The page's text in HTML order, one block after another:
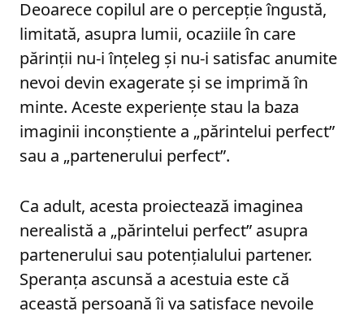
Deoarece copilul are o percepție îngustă,
limitată, asupra lumii, ocaziile în care
părinții nu-i înțeleg și nu-i satisfac anumite
nevoi devin exagerate și se imprimă în
minte. Aceste experiențe stau la baza
imaginii inconștiente a „părintelui perfect”
sau a „partenerului perfect”.
Ca adult, acesta proiectează imaginea
nerealistă a „părintelui perfect” asupra
partenerului sau potențialului partener.
Speranța ascunsă a acestuia este că
această persoană îi va satisface nevoile